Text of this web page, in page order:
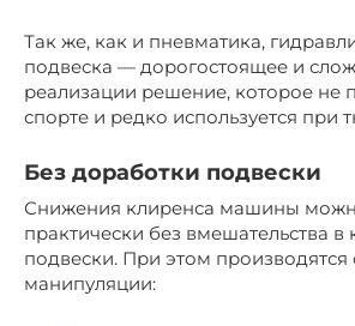
Так же, как и пневматика,
подвеска — дорогостоящее и
реализации решение, которое не
спорте и редко используется при
Без доработки подвески
Снижения клиренса машины
практически без вмешательства в
подвески. При этом
манипуляции: